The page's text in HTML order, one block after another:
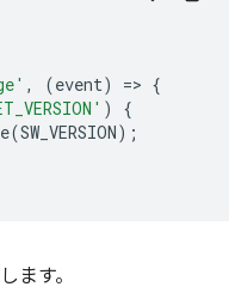
, (event) => {
)
{
(SW_VERSION);
ます。